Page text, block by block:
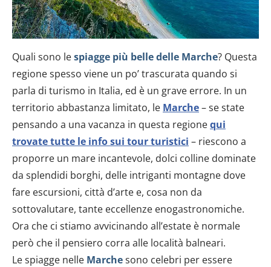
Quali sono lespiagge più belle delle Marche? Questa
regione spesso viene un po’ trascurata quando si
parla di turismo in Italia, ed è un grave errore. In un
territorio abbastanza limitato, le Marche– se state
pensando a una vacanza in questa regionequi
trovate tutte le info sui tour turistici – riescono a
proporre un mare incantevole, dolci colline dominate
da splendidi borghi, delle intriganti montagne dove
fare escursioni, città d’arte e, cosa non da
sottovalutare, tante eccellenze enogastronomiche.
Ora che ci stiamo avvicinando all’estate è normale
però che il pensiero corra alle località balneari.
Le spiagge nelle Marchesono celebri per essere